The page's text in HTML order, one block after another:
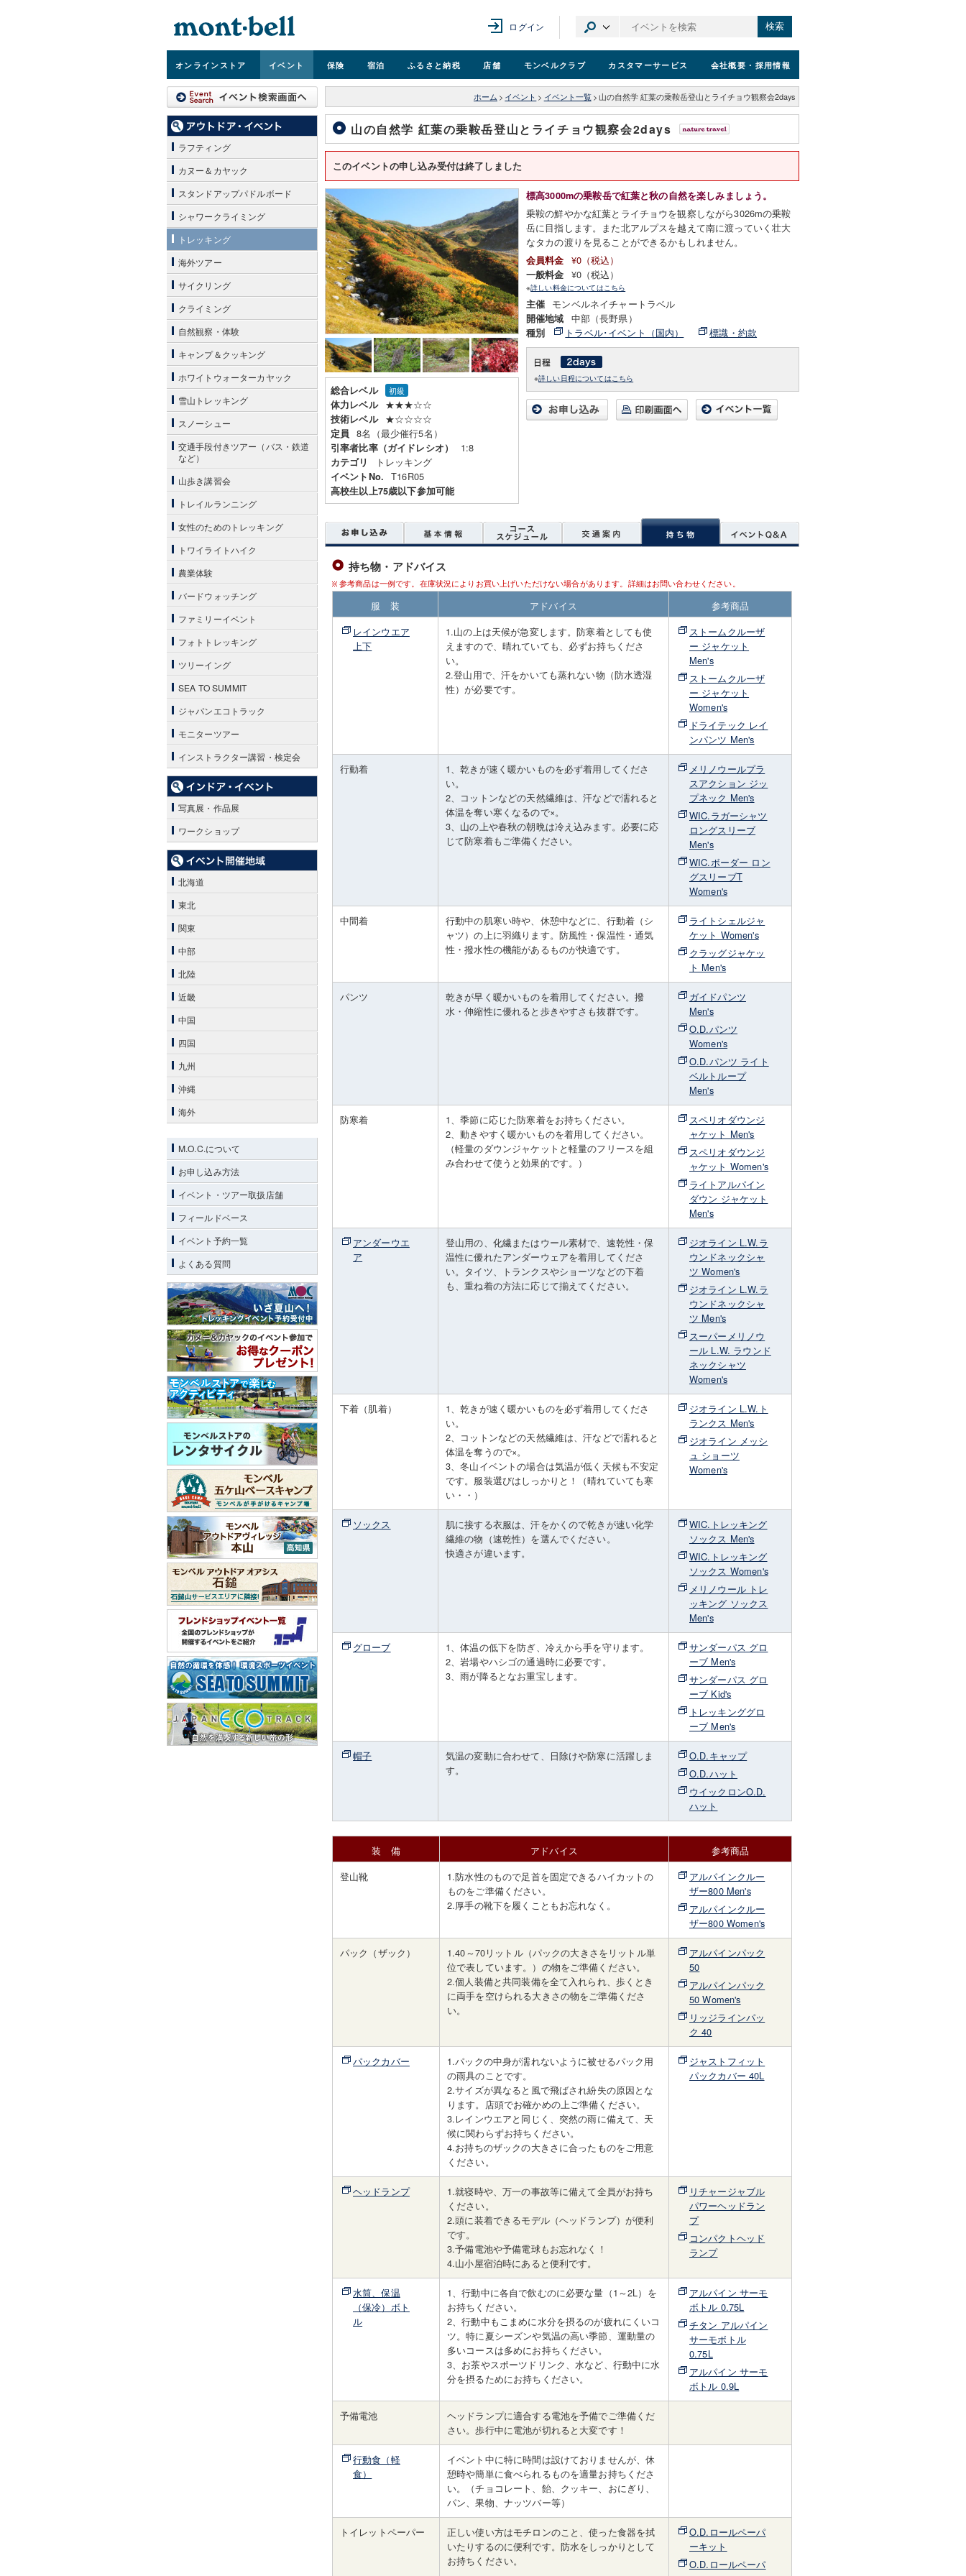
ログイン 検索
オンラインストア イベント 保険 宿泊 ふるさと納税 店舗 モンベルクラブ カスタマーサービス 会社概要 ・採用情報
ホーム > イベント > イベント一覧 > 山の自然学 紅葉の乗鞍岳登山とライチョウ観察会2days
山の自然学 紅葉の乗鞍岳登山とライチョウ観察会2days
このイベントの申し込み受付は終了しました
総合レベル 初級
体力レベル ★★★☆☆
技術レベル ★☆☆☆☆
定員 8名（最少催行5名）
引率者比率（ガイドレシオ） 1:8
カテゴリ トレッキング
イベントNo. T16R05
高校生以上75歳以下参加可能
標高3000mの乗鞍岳で紅葉と秋の自然を楽しみましょう。
乗鞍の鮮やかな紅葉とライチョウを観察しながら3026mの乗鞍
岳に目指します。また北アルプスを越えて南に渡っていく壮大
なタカの渡りを見ることができるかもしれません。
会員料金 ¥0（税込）
一般料金 ¥0（税込）
※詳しい料金についてはこちら
主催 モンベルネイチャートラベル
開催地域 中部（長野県）
種別 トラベル･イベント（国内） 標識・約款
※詳しい日程についてはこちら
持ち物・アドバイス
参考商品は一例です。在庫状況によりお買い上げいただけない場合があります。詳細はお問い合わせください。
服 装 アドバイス
参考商品
レインウエア
上下
1.山の上は天候が急変します。防寒着としても使
えますので、晴れていても、必ずお持ちくださ
い。
2.登山用で、汗をかいても蒸れない物（防水透湿
性）が必要です。
ストームクルーザ
ー ジャケット
Men's
ストームクルーザ
ー ジャケット
Women's
ドライテック レイ
ンパンツ Men's
行動着
1、乾きが速く暖かいものを必ず着用してくださ
い。
2、コットンなどの天然繊維は、汗などで濡れると
体温を奪い寒くなるので×。
3、山の上や春秋の朝晩は冷え込みます。必要に応
じて防寒着もご準備ください。
メリノウールプラ
スアクション ジッ
プネック Men's
WIC.ラガーシャツ
ロングスリーブ
Men's
WIC.ボーダー ロン
グスリーブT
Women's
中間着
行動中の肌寒い時や、休憩中などに、行動着（シ
ャツ）の上に羽織ります。防風性・保温性・通気
性・撥水性の機能があるものが快適です。
ライトシェルジャ
ケット Women's
クラッグジャケッ
ト Men's
パンツ
乾きが早く暖かいものを着用してください。撥
水・伸縮性に優れると歩きやすさも抜群です。
ガイドパンツ
Men's
O.D.パンツ
Women's
O.D.パンツ ライト
ベルトループ
Men's
防寒着
1、季節に応じた防寒着をお持ちください。
2、動きやすく暖かいものを着用してください。
（軽量のダウンジャケットと軽量のフリースを組
み合わせて使うと効果的です。）
スペリオダウンジ
ャケット Men's
スペリオダウンジ
ャケット Women's
ライトアルパイン
ダウン ジャケット
Men's
アンダーウエ
ア
登山用の、化繊またはウール素材で、速乾性・保
温性に優れたアンダーウェアを着用してくださ
い。タイツ、トランクスやショーツなどの下着
も、重ね着の方法に応じて揃えてください。
ジオライン L.W.ラ
ウンドネックシャ
ツ Women's
ジオライン L.W.ラ
ウンドネックシャ
ツ Men's
スーパーメリノウ
ール L.W. ラウンド
ネックシャツ
Women's
下着（肌着）
1、乾きが速く暖かいものを必ず着用してくださ
い。
2、コットンなどの天然繊維は、汗などで濡れると
体温を奪うので×。
3、冬山イベントの場合は気温が低く天候も不安定
です。服装選びはしっかりと！（晴れていても寒
い・・）
ジオライン L.W.ト
ランクス Men's
ジオライン メッシ
ュ ショーツ
Women's
ソックス
肌に接する衣服は、汗をかくので乾きが速い化学
繊維の物（速乾性）を選んでください。
快適さが違います。
WIC.トレッキング
ソックス Men's
WIC.トレッキング
ソックス Women's
メリノウール トレ
ッキング ソックス
Men's
グローブ
1、体温の低下を防ぎ、冷えから手を守ります。
2、岩場やハシゴの通過時に必要です。
3、雨が降るとなお重宝します。
サンダーパス グロ
ーブ Men's
サンダーパス グロ
ーブ Kid's
トレッキンググロ
ーブ Men's
帽子
気温の変動に合わせて、日除けや防寒に活躍しま
す。
O.D.キャップ
O.D.ハット
ウイックロンO.D.
ハット
装 備 アドバイス
参考商品
登山靴
1.防水性のもので足首を固定できるハイカットの
ものをご準備ください。
2.厚手の靴下を履くこともお忘れなく。
アルパインクルー
ザー800 Men's
アルパインクルー
ザー800 Women's
パック（ザック）
1.40～70リットル（パックの大きさをリットル単
位で表しています。）の物をご準備ください。
2.個人装備と共同装備を全て入れられ、歩くとき
に両手を空けられる大きさの物をご準備くださ
い。
アルパインパック
50
アルパインパック
50 Women's
リッジラインパッ
ク 40
パックカバー
1.パックの中身が濡れないように被せるパック用
の雨具のことです。
2.サイズが異なると風で飛ばされ紛失の原因とな
ります。店頭でお確かめの上ご準備ください。
3.レインウエアと同じく、突然の雨に備えて、天
候に関わらずお持ちください。
4.お持ちのザックの大きさに合ったものをご用意
ください。
ジャストフィット
パックカバー 40L
ヘッドランプ
1.就寝時や、万一の事故等に備えて全員がお持ち
ください。
2.頭に装着できるモデル（ヘッドランプ）が便利
です。
3.予備電池や予備電球もお忘れなく！
4.山小屋宿泊時にあると便利です。
リチャージャブル
パワーヘッドラン
プ
コンパクトヘッド
ランプ
水筒、保温
（保冷）ボト
ル
1、行動中に各自で飲むのに必要な量（1～2L）を
お持ちください。
2、行動中もこまめに水分を摂るのが疲れにくいコ
ツ。特に夏シーズンや気温の高い季節、運動量の
多いコースは多めにお持ちください。
3、お茶やスポーツドリンク、水など、行動中に水
分を摂るためにお持ちください。
アルパイン サーモ
ボトル 0.75L
チタン アルパイン
サーモボトル
0.75L
アルパイン サーモ
ボトル 0.9L
予備電池
ヘッドランプに適合する電池を予備でご準備くだ
さい。歩行中に電池が切れると大変です！
行動食（軽
食）
イベント中に特に時間は設けておりませんが、休
憩時や簡単に食べられるものを適量お持ちくださ
い。（チョコレート、飴、クッキー、おにぎり、
パン、果物、ナッツバー等）
トイレットペーパー
正しい使い方はモチロンのこと、使った食器を拭
いたりするのに便利です。防水をしっかりとして
お持ちください。
O.D.ロールペーパ
ーキット
O.D.ロールペーパ
ラフティング
カヌー＆カヤック
スタンドアップパドルボード
シャワークライミング
トレッキング
海外ツアー
サイクリング
クライミング
自然観察・体験
キャンプ＆クッキング
ホワイトウォーターカヤック
雪山トレッキング
スノーシュー
交通手段付きツアー（バス・鉄道
など）
山歩き講習会
トレイルランニング
女性のためのトレッキング
トワイライトハイク
農業体験
バードウォッチング
ファミリーイベント
フォトトレッキング
ツリーイング
SEA TO SUMMIT
ジャパンエコトラック
モニターツアー
インストラクター講習・検定会
写真展・作品展
ワークショップ
北海道
東北
関東
中部
北陸
近畿
中国
四国
九州
沖縄
海外
M.O.C.について
お申し込み方法
イベント・ツアー取扱店舗
フィールドベース
イベント予約一覧
よくある質問